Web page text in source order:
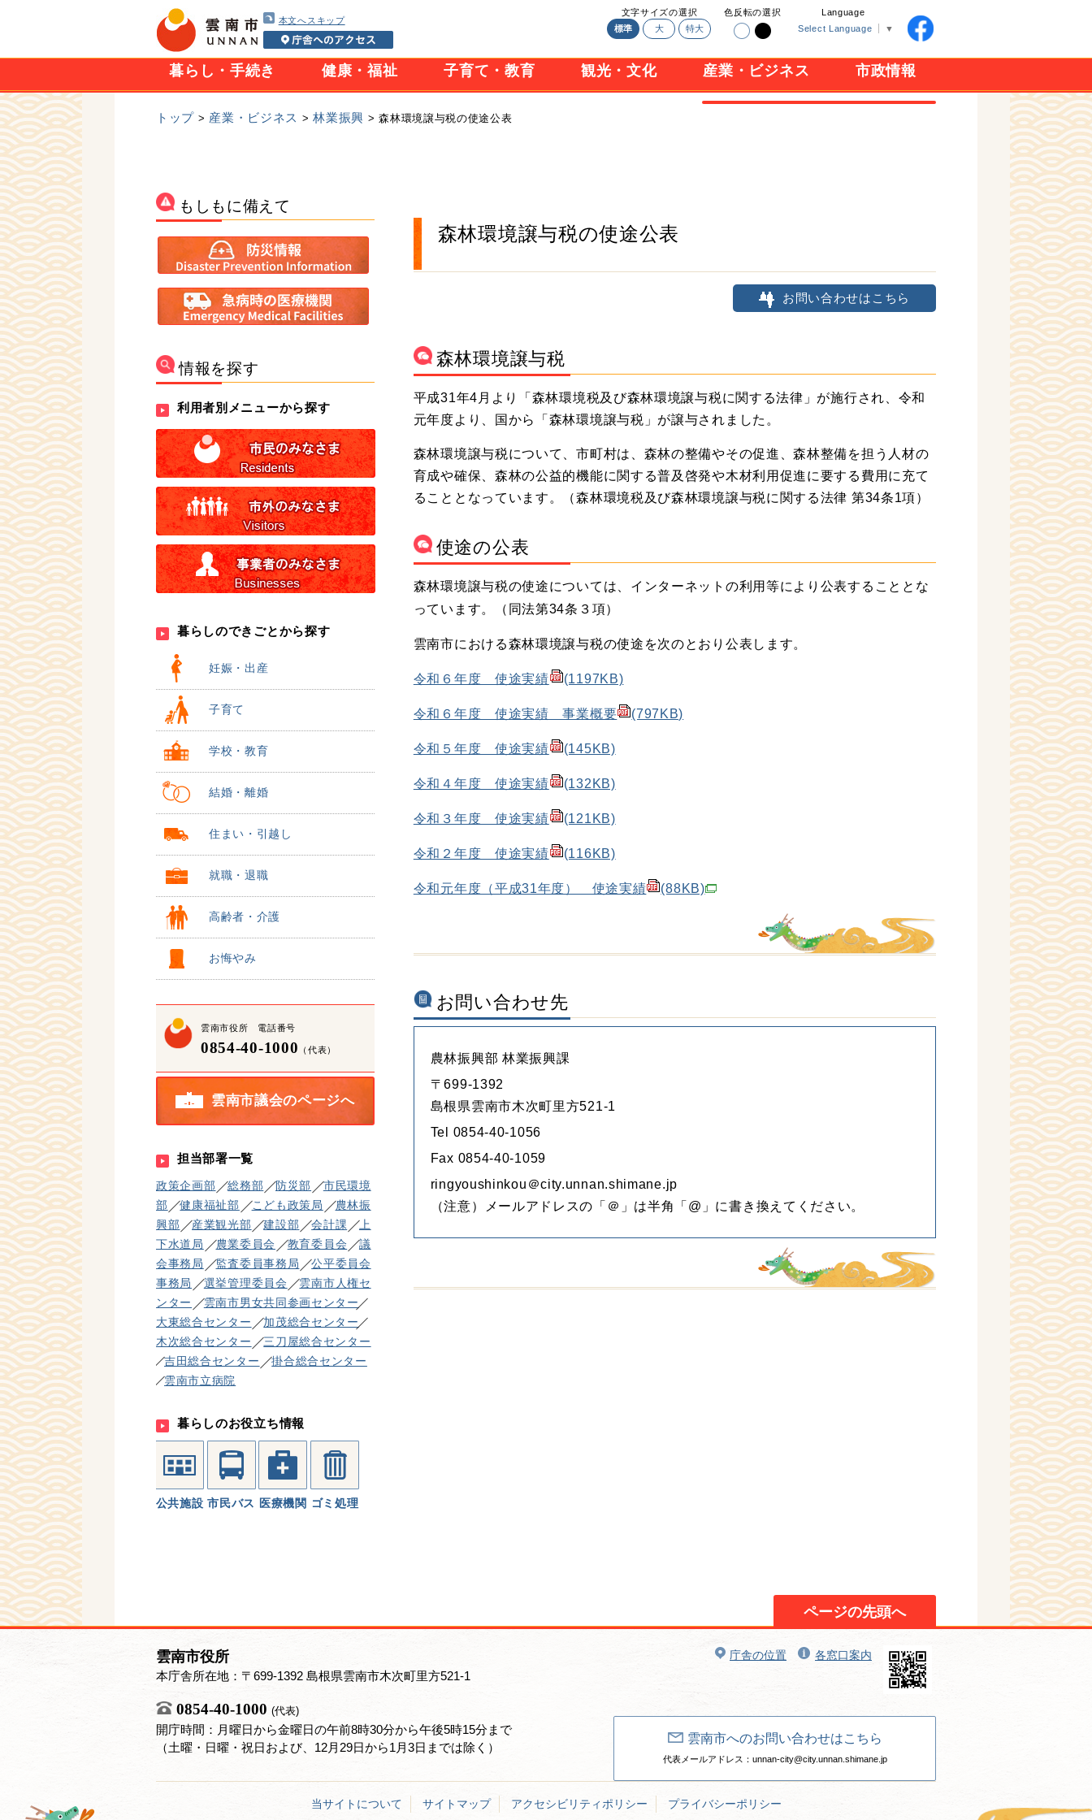
本文へスキップ
文字サイズの選択
標準
大 特大
色反転の選択
Language
Select Language
▼
暮らし・手続き 健康・福祉 子育て・教育 観光・文化 産業・ビジネス 市政情報
トップ > 産業・ビジネス >林業振興 > 森林環境譲与税の使途公表
もしもに備えて
情報を探す
利用者別メニューから探す
暮らしのできごとから探す
妊娠・出産
子育て
学校・教育
結婚・離婚
住まい・引越し
就職・退職
高齢者・介護
お悔やみ
雲南市役所 電話番号
0854-40-1000 （代表）
雲南市議会のページへ
担当部署一覧
政策企画部 総務部 防災部
市民環境
部
健康福祉部 こども政策局
農林振
興部
産業観光部 建設部 会計課
上
下水道局
農業委員会 教育委員会
議
会事務局
監査委員事務局
公平委員会
事務局
選挙管理委員会
雲南市人権セ
ンター
雲南市男女共同参画センター
大東総合センター
加茂総合センター
木次総合センター
三刀屋総合センター
吉田総合センター
掛合総合センター
雲南市立病院
暮らしのお役立ち情報
公共施設 市民バス 医療機関 ゴミ処理
森林環境譲与税の使途公表
お問い合わせはこちら
森林環境譲与税
平成31年4月より「森林環境税及び森林環境譲与税に関する法律」が施行され、令和
元年度より、国から「森林環境譲与税」が譲与されました。
森林環境譲与税について、市町村は、森林の整備やその促進、森林整備を担う人材の
育成や確保、森林の公益的機能に関する普及啓発や木材利用促進に要する費用に充て
ることとなっています。（森林環境税及び森林環境譲与税に関する法律 第34条1項）
使途の公表
森林環境譲与税の使途については、インターネットの利用等により公表することとな
っています。（同法第34条３項）
雲南市における森林環境譲与税の使途を次のとおり公表します。
令和６年度 使途実績 (1197KB)
令和６年度 使途実績 事業概要 (797KB)
令和５年度 使途実績 (145KB)
令和４年度 使途実績 (132KB)
令和３年度 使途実績 (121KB)
令和２年度 使途実績 (116KB)
令和元年度（平成31年度） 使途実績 (88KB)
お問い合わせ先
農林振興部 林業振興課
〒699-1392
島根県雲南市木次町里方521-1
Tel 0854-40-1056
Fax 0854-40-1059
ringyoushinkou＠city.unnan.shimane.jp
（注意）メールアドレスの「＠」は半角「@」に書き換えてください。
ページの先頭へ
庁舎の位置 各窓口案内
雲南市へのお問い合わせはこちら
代表メールアドレス：unnan-city@city.unnan.shimane.jp
雲南市役所
本庁舎所在地：〒699-1392 島根県雲南市木次町里方521-1
0854-40-1000 (代表)
開庁時間：月曜日から金曜日の午前8時30分から午後5時15分まで
（土曜・日曜・祝日および、12月29日から1月3日までは除く）
当サイトについて サイトマップ アクセシビリティポリシー プライバシーポリシー